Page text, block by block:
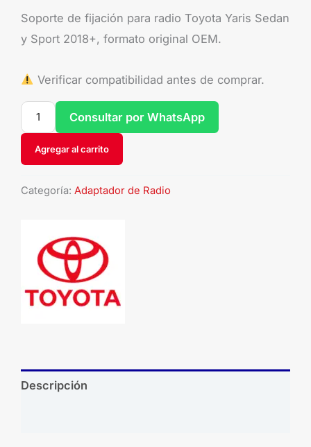
Soporte de fijación para radio Toyota Yaris Sedan
y Sport 2018+, formato original OEM.
Verificar compatibilidad antes de comprar.
Agregar al carrito
Consultar por WhatsApp
Categoría: Adaptador de Radio
Descripción